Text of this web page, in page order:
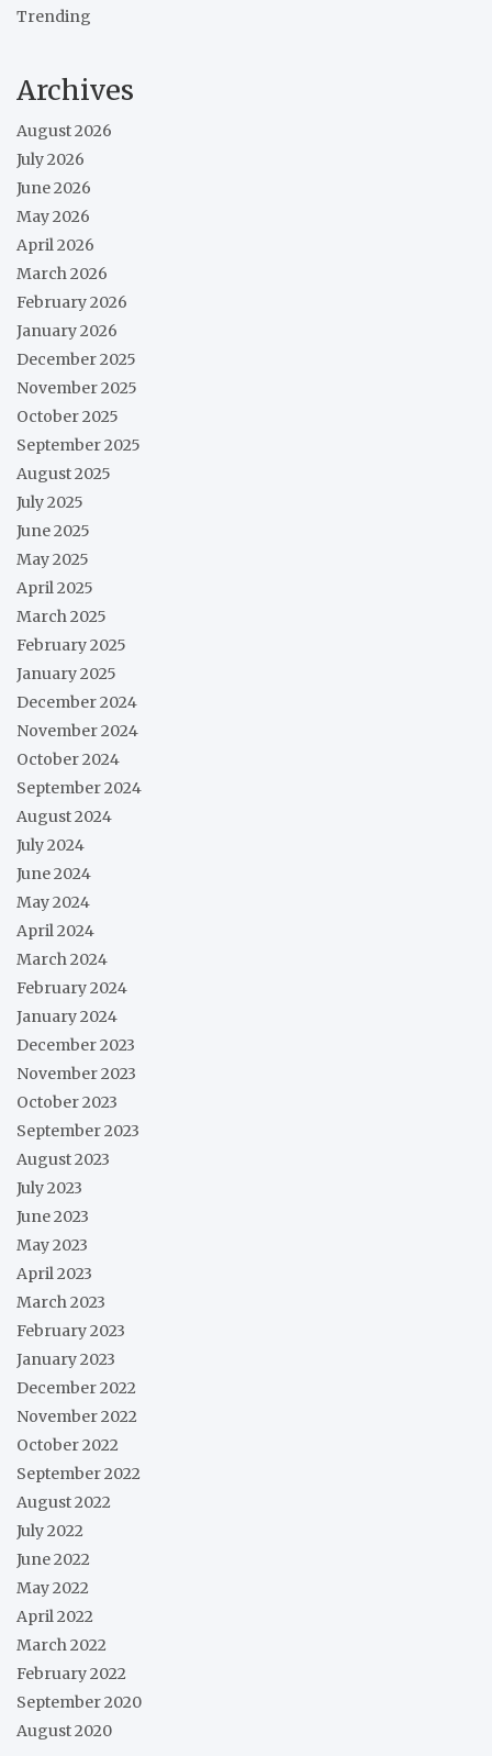
Trending
Archives
August 2026
July 2026
June 2026
May 2026
April 2026
March 2026
February 2026
January 2026
December 2025
November 2025
October 2025
September 2025
August 2025
July 2025
June 2025
May 2025
April 2025
March 2025
February 2025
January 2025
December 2024
November 2024
October 2024
September 2024
August 2024
July 2024
June 2024
May 2024
April 2024
March 2024
February 2024
January 2024
December 2023
November 2023
October 2023
September 2023
August 2023
July 2023
June 2023
May 2023
April 2023
March 2023
February 2023
January 2023
December 2022
November 2022
October 2022
September 2022
August 2022
July 2022
June 2022
May 2022
April 2022
March 2022
February 2022
September 2020
August 2020